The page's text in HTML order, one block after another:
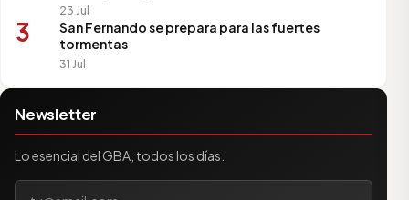
23 Jul
3
San Fernando se prepara para las fuertes
tormentas
31 Jul
Newsletter
Lo esencial del GBA, todos los días.